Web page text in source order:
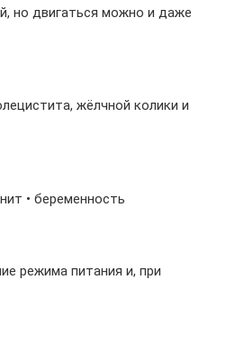
но двигаться можно и даже
жёлчной колики и
• беременность
режима питания и, при